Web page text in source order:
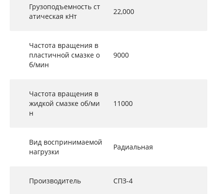
Грузоподъемность ст
атическая кНт
22,000
Частота вращения в
пластичной смазке о
б/мин
9000
Частота вращения в
жидкой смазке об/ми
н
11000
Вид воспринимаемой
нагрузки
Радиальная
Производитель СПЗ-4